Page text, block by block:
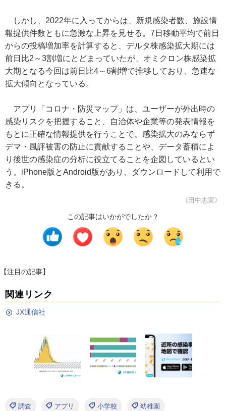
しかし、2022年に入ってからは、新規感染者数、施設情
報提供件数ともに急激な上昇を見せる。7日移動平均で前日
からの投稿増加率を計算すると、デルタ株感染拡大期には
前日比2～3割増にとどまっていたが、オミクロン株感染拡
大期となる今回は前日比4～6割増で推移しており、急速な
拡大傾向となっている。
アプリ「コロナ・防災マップ」は、ユーザーが外出時の
感染リスクを把握すること、自治体や企業等の発表情報を
もとに正確な情報提供を行うことで、感染拡大のみならず
デマ・風評被害の防止に貢献することや、データ蓄積によ
り後世の感染症の分析に役立てることを企図しているとい
う。iPhone版とAndroid版があり、ダウンロードして利用で
きる。
《田中志実》
この記事はいかがでしたか？
【注目の記事】
関連リンク
JX通信社
調査 アプリ 小学校 幼稚園